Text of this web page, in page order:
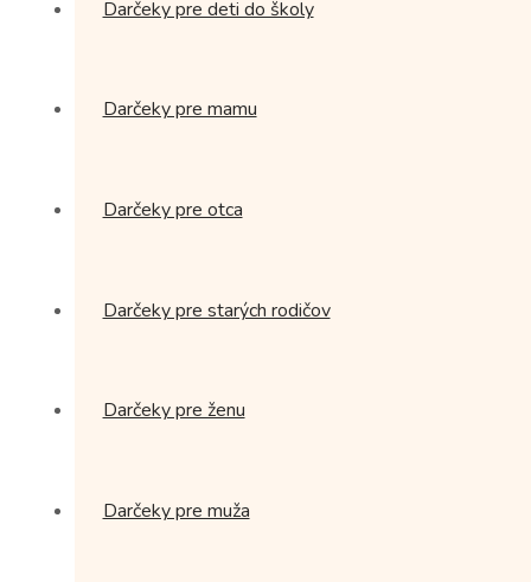
Darčeky pre deti do školy
Darčeky pre mamu
Darčeky pre otca
Darčeky pre starých rodičov
Darčeky pre ženu
Darčeky pre muža